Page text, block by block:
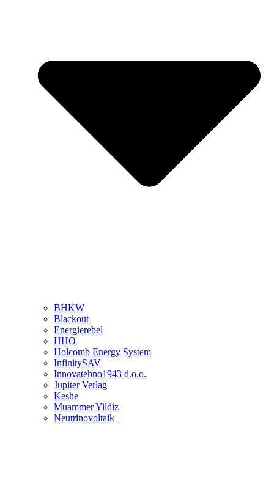
BHKW
Blackout
Energierebel
HHO
Holcomb Energy System
InfinitySAV
Innovatehno1943 d.o.o.
Jupiter Verlag
Keshe
Muammer Yildiz
Neutrinovoltaik